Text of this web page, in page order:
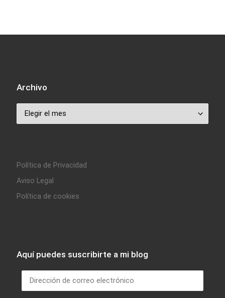
Archivo
Archivo
Política de Privacidad
Aviso Legal
Política de cookies
Aquí puedes suscribirte a mi blog
Dirección de correo electrónico